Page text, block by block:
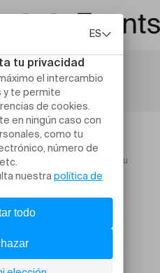
tessinois avec Vent Negru